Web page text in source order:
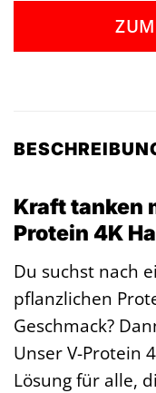
Kraft tanken
Protein 4K
Du suchst nach
pflanzlichen
Geschmack?
Unser V-Protein
Lösung für alle,